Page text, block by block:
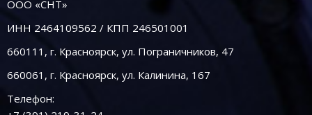
ООО «СНТ»
ИНН 2464109562 / КПП 246501001
660111, г. Красноярск, ул. Пограничников, 47
660061, г. Красноярск, ул. Калинина, 167
Телефон: